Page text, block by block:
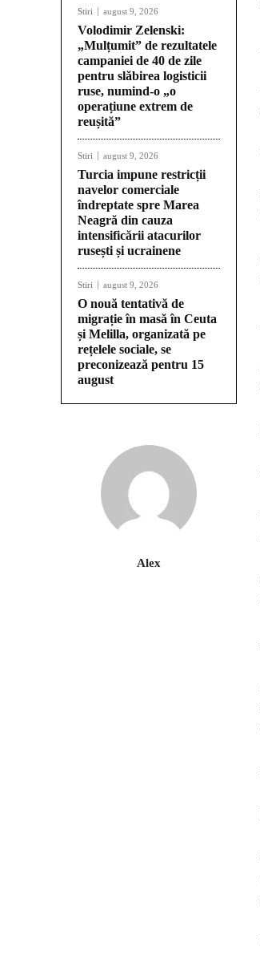
Stiri august 9, 2026
Volodimir Zelenski:
„Mulțumit” de rezultatele
campaniei de 40 de zile
pentru slăbirea logisticii
ruse, numind-o „o
operațiune extrem de
reușită”
Stiri august 9, 2026
Turcia impune restricții
navelor comerciale
îndreptate spre Marea
Neagră din cauza
intensificării atacurilor
rusești și ucrainene
Stiri august 9, 2026
O nouă tentativă de
migrație în masă în Ceuta
și Melilla, organizată pe
rețelele sociale, se
preconizează pentru 15
august
Alex